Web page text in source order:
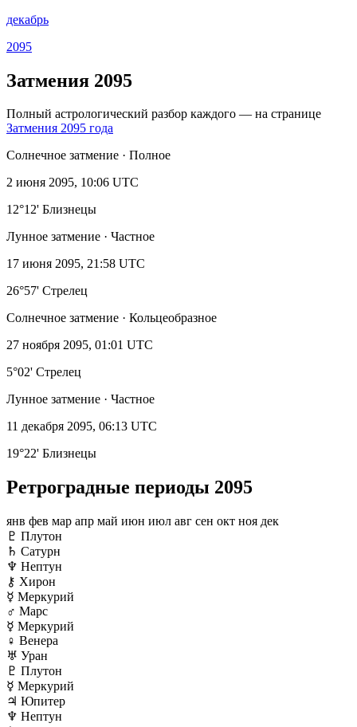
декабрь
2095
Затмения 2095
Полный астрологический разбор каждого — на странице
Затмения 2095 года
Солнечное затмение · Полное
2 июня 2095, 10:06 UTC
12°12' Близнецы
Лунное затмение · Частное
17 июня 2095, 21:58 UTC
26°57' Стрелец
Солнечное затмение · Кольцеобразное
27 ноября 2095, 01:01 UTC
5°02' Стрелец
Лунное затмение · Частное
11 декабря 2095, 06:13 UTC
19°22' Близнецы
Ретроградные периоды 2095
янв фев мар апр май июн июл авг сен окт ноя дек
♇ Плутон
♄ Сатурн
♆ Нептун
⚷ Хирон
☿ Меркурий
♂ Марс
☿ Меркурий
♀ Венера
♅ Уран
♇ Плутон
☿ Меркурий
♃ Юпитер
♆ Нептун